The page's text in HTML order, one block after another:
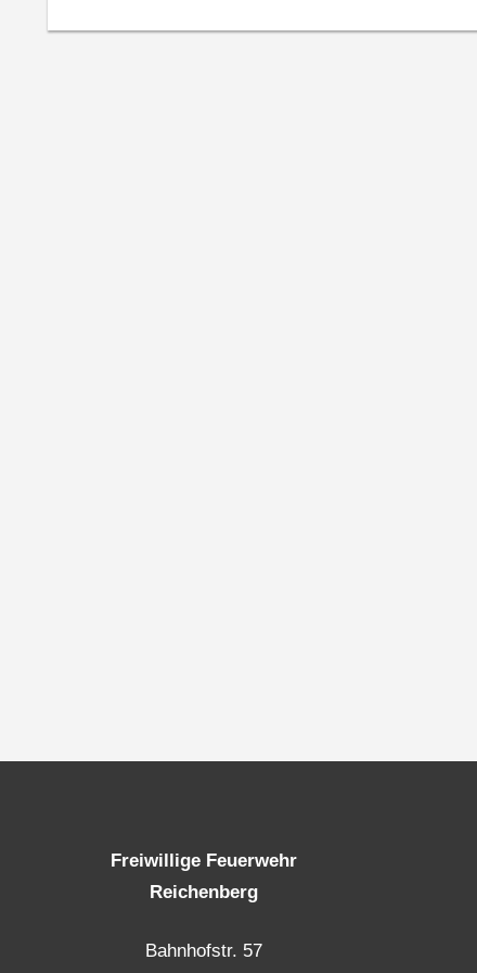
Freiwillige Feuerwehr
Reichenberg
Bahnhofstr. 57